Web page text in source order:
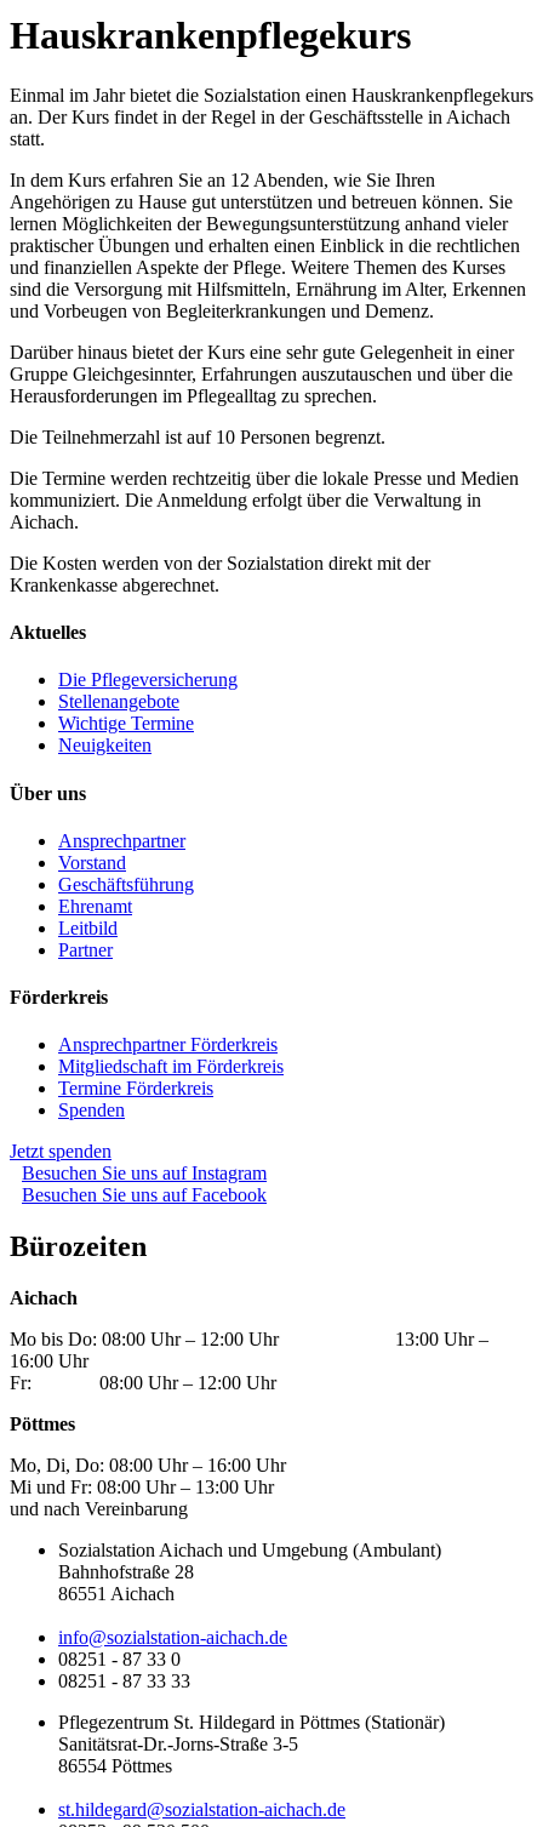
Hauskrankenpflegekurs
Einmal im Jahr bietet die Sozialstation einen Hauskrankenpflegekurs
an. Der Kurs findet in der Regel in der Geschäftsstelle in Aichach
statt.
In dem Kurs erfahren Sie an 12 Abenden, wie Sie Ihren
Angehörigen zu Hause gut unterstützen und betreuen können. Sie
lernen Möglichkeiten der Bewegungsunterstützung anhand vieler
praktischer Übungen und erhalten einen Einblick in die rechtlichen
und finanziellen Aspekte der Pflege. Weitere Themen des Kurses
sind die Versorgung mit Hilfsmitteln, Ernährung im Alter, Erkennen
und Vorbeugen von Begleiterkrankungen und Demenz.
Darüber hinaus bietet der Kurs eine sehr gute Gelegenheit in einer
Gruppe Gleichgesinnter, Erfahrungen auszutauschen und über die
Herausforderungen im Pflegealltag zu sprechen.
Die Teilnehmerzahl ist auf 10 Personen begrenzt.
Die Termine werden rechtzeitig über die lokale Presse und Medien
kommuniziert. Die Anmeldung erfolgt über die Verwaltung in
Aichach.
Die Kosten werden von der Sozialstation direkt mit der
Krankenkasse abgerechnet.
Aktuelles
Die Pflegeversicherung
Stellenangebote
Wichtige Termine
Neuigkeiten
Über uns
Ansprechpartner
Vorstand
Geschäftsführung
Ehrenamt
Leitbild
Partner
Förderkreis
Ansprechpartner Förderkreis
Mitgliedschaft im Förderkreis
Termine Förderkreis
Spenden
Jetzt spenden
Besuchen Sie uns auf Instagram
Besuchen Sie uns auf Facebook
Bürozeiten
Aichach
Mo bis Do: 08:00 Uhr – 12:00 Uhr 13:00 Uhr –
16:00 Uhr
Fr: 08:00 Uhr – 12:00 Uhr
Pöttmes
Mo, Di, Do: 08:00 Uhr – 16:00 Uhr
Mi und Fr: 08:00 Uhr – 13:00 Uhr
und nach Vereinbarung
Sozialstation Aichach und Umgebung (Ambulant)
Bahnhofstraße 28
86551 Aichach
info@sozialstation-aichach.de
08251 - 87 33 0
08251 - 87 33 33
Pflegezentrum St. Hildegard in Pöttmes (Stationär)
Sanitätsrat-Dr.-Jorns-Straße 3-5
86554 Pöttmes
st.hildegard@sozialstation-aichach.de